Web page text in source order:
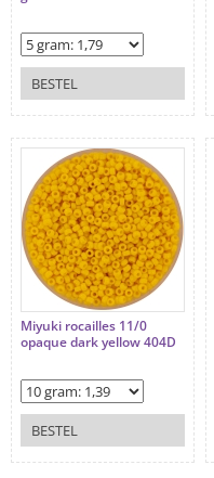
BESTEL
Miyuki rocailles 11/0
opaque dark yellow 404D
BESTEL